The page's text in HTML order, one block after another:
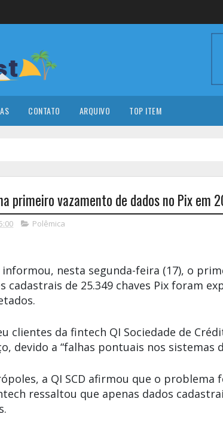
CONTATO ARQUIVO TOP ITEM
primeiro vazamento de dados no Pix em
Polêmica
informou, nesta segunda-feira (17), o
de 25.349 chaves Pix foram
clientes da fintech QI Sociedade de
devido a “falhas pontuais nos sistemas
a QI SCD afirmou que o problema
ressaltou que apenas dados